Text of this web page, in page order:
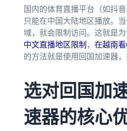
国内的体育直播平台（如抖
只能在中国大陆地区播放。
域，就会限制访问。这就是
中文直播地区限制 ， 在越南
的方法就是使用回国加速器
选对回国加
速器的核心